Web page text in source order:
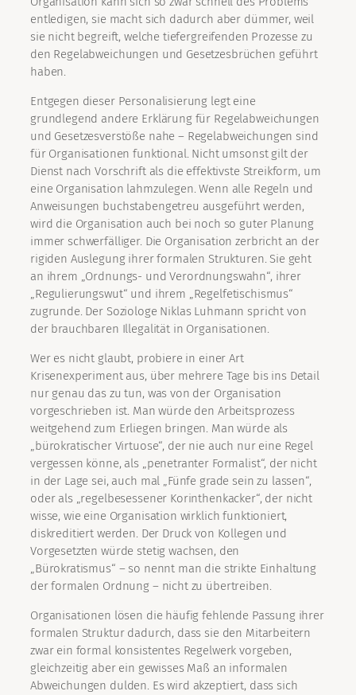
entledigen, sie macht sich dadurch aber dümmer, weil
sie nicht begreift, welche tiefergreifenden Prozesse zu
den Regelabweichungen und Gesetzesbrüchen geführt
haben.
Entgegen dieser Personalisierung legt eine
grundlegend andere Erklärung für Regelabweichungen
und Gesetzesverstöße nahe – Regelabweichungen sind
für Organisationen funktional. Nicht umsonst gilt der
Dienst nach Vorschrift als die effektivste Streikform, um
eine Organisation lahmzulegen. Wenn alle Regeln und
Anweisungen buchstabengetreu ausgeführt werden,
wird die Organisation auch bei noch so guter Planung
immer schwerfälliger. Die Organisation zerbricht an der
rigiden Auslegung ihrer formalen Strukturen. Sie geht
an ihrem „Ordnungs- und Verordnungswahn“, ihrer
„Regulierungswut“ und ihrem „Regelfetischismus“
zugrunde. Der Soziologe Niklas Luhmann spricht von
der brauchbaren Illegalität in Organisationen.
Wer es nicht glaubt, probiere in einer Art
Krisenexperiment aus, über mehrere Tage bis ins Detail
nur genau das zu tun, was von der Organisation
vorgeschrieben ist. Man würde den Arbeitsprozess
weitgehend zum Erliegen bringen. Man würde als
„bürokratischer Virtuose“, der nie auch nur eine Regel
vergessen könne, als „penetranter Formalist“, der nicht
in der Lage sei, auch mal „Fünfe grade sein zu lassen“,
oder als „regelbesessener Korinthenkacker“, der nicht
wisse, wie eine Organisation wirklich funktioniert,
diskreditiert werden. Der Druck von Kollegen und
Vorgesetzten würde stetig wachsen, den
„Bürokratismus“ – so nennt man die strikte Einhaltung
der formalen Ordnung – nicht zu übertreiben.
Organisationen lösen die häufig fehlende Passung ihrer
formalen Struktur dadurch, dass sie den Mitarbeitern
zwar ein formal konsistentes Regelwerk vorgeben,
gleichzeitig aber ein gewisses Maß an informalen
Abweichungen dulden. Es wird akzeptiert, dass sich